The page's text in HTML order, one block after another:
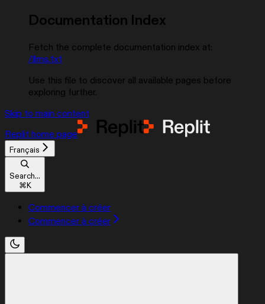
Documentation Index
Fetch the complete documentation index at:
/llms.txt
Use this file to discover all available pages before
exploring further.
Skip to main content
Replit home page
Français
Search...
⌘K
Commencer à créer
Commencer à créer